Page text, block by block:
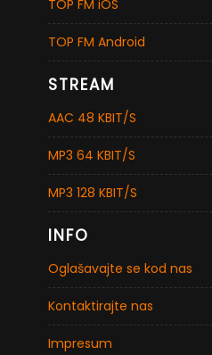
TOP FM iOS
TOP FM Android
STREAM
AAC 48 KBIT/S
MP3 64 KBIT/S
MP3 128 KBIT/S
INFO
Oglašavajte se kod nas
Kontaktirajte nas
Impresum